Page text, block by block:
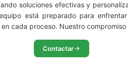
soluciones efectivas y
está preparado para
cada proceso. Nuestro
Contactar